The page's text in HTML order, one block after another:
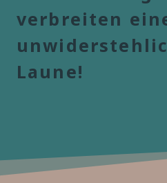
verbreiten
Laune!